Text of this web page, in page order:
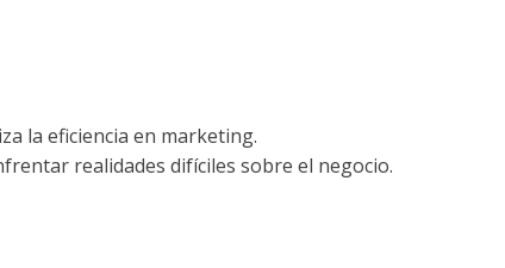
la eficiencia en marketing.
realidades difíciles sobre el negocio.